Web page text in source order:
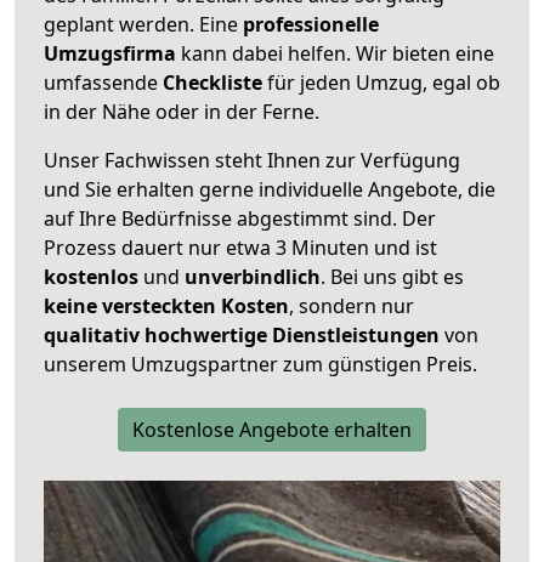
geplant werden. Eine professionelle
Umzugsfirma kann dabei helfen. Wir bieten eine
umfassende Checklistefür jeden Umzug, egal ob
in der Nähe oder in der Ferne.
Unser Fachwissen steht Ihnen zur Verfügung
und Sie erhalten gerne individuelle Angebote, die
auf Ihre Bedürfnisse abgestimmt sind. Der
Prozess dauert nur etwa 3 Minuten und ist
kostenlos und unverbindlich. Bei uns gibt es
keine versteckten Kosten, sondern nur
qualitativ hochwertige Dienstleistungen von
unserem Umzugspartner zum günstigen Preis.
Kostenlose Angebote erhalten